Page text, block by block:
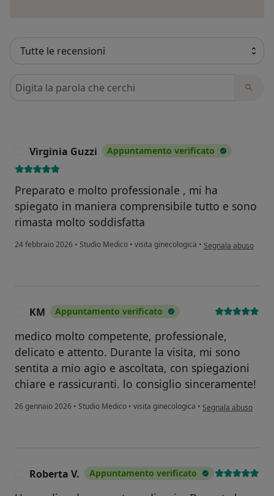
Cerca nelle recensioni
Virginia Guzzi Appuntamento verificato
Preparato e molto professionale , mi ha
spiegato in maniera comprensibile tutto e sono
rimasta molto soddisfatta
24 febbraio 2026 • Studio Medico • visita ginecologica • secondo l'opinione
Segnala abuso
KM Appuntamento verificato
medico molto competente, professionale,
delicato e attento. Durante la visita, mi sono
sentita a mio agio e ascoltata, con spiegazioni
chiare e rassicuranti. lo consiglio sinceramente!
26 gennaio 2026 • Studio Medico • visita ginecologica • secondo l'opinione
Segnala abuso
Roberta V. Appuntamento verificato